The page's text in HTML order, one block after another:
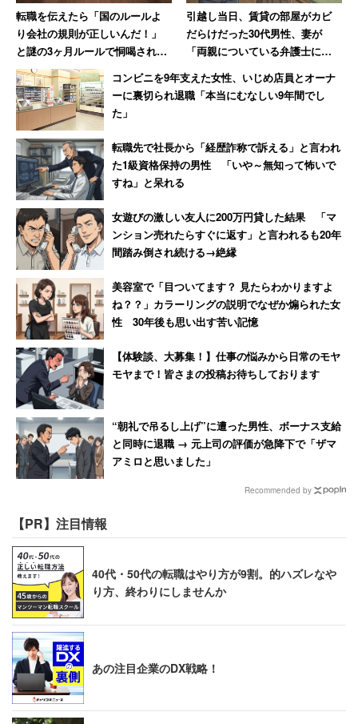
田聖子」「安室奈美恵」「小泉今日子」など、96年は半数
が「安室奈美恵」で、ファッションアイコン的存在が多か
った。一方、18年は1位に同率で「YouTuber」「こばし
り。」「宇野実彩子（AAA）」「近藤千尋」「藤田ニコ
ル」「広瀬すず」がランクイン。好みの多様化がうかがえ
る。
転職を伝えたら「国のルールよ
り会社の規則が正しいんだ！」
と謎の3ヶ月ルールで恫喝された
男性→その後、会社は吸収合併
され消滅
引越し当日、賃貸の部屋がカビ
だらけだった30代男性、妻が
「両親についている弁護士に相
談しますね」と反撃した結果
コンビニを9年支えた女性、いじめ店員とオーナ
ーに裏切られ退職「本当にむなしい9年間でし
た」
転職先で社長から「経歴詐称で訴える」と言われ
た1級資格保持の男性 「いや～無知って怖いで
すね」と呆れる
女遊びの激しい友人に200万円貸した結果 「マ
ンション売れたらすぐに返す」と言われるも20年
間踏み倒され続ける→絶縁
美容室で「目ついてます？ 見たらわかりますよ
ね？？」カラーリングの説明でなぜか煽られた女
性 30年後も思い出す苦い記憶
【体験談、大募集！】仕事の悩みから日常のモヤ
モヤまで！皆さまの投稿お待ちしております
“朝礼で吊るし上げ”に遭った男性、ボーナス支給
と同時に退職 → 元上司の評価が急降下で「ザマ
アミロと思いました」
Recommended by
【PR】注目情報
40代・50代の転職はやり方が9割。的ハズレなや
り方、終わりにしませんか
あの注目企業のDX戦略！